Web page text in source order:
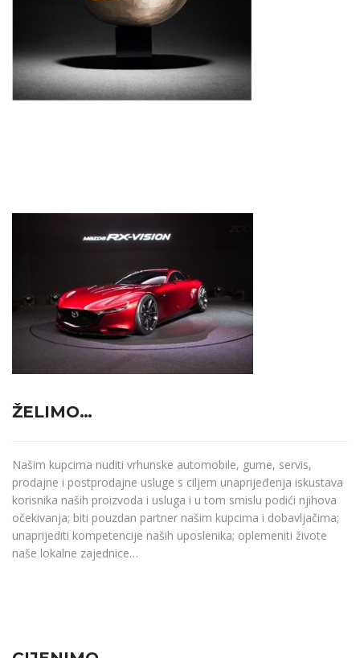
ŽELIMO…
Našim kupcima nuditi vrhunske automobile, gume, servis,
prodajne i postprodajne usluge s ciljem unaprijeđenja iskustava
korisnika naših proizvoda i usluga i u tom smislu podići njihova
očekivanja; biti pouzdan partner našim kupcima i dobavljačima;
unaprijediti kompetencije naših uposlenika; oplemeniti živote
naše lokalne zajednice…